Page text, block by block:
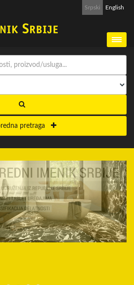
Srpski English
pretraga